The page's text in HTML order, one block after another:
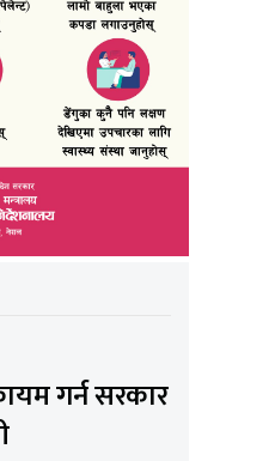
गर्न सरकार